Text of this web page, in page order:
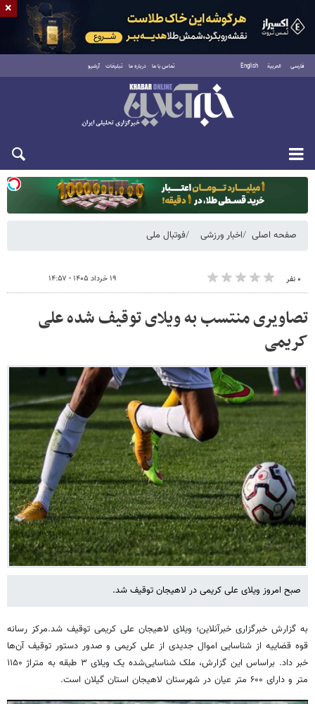
فارسی العربية English تماس با ما درباره ما تبلیغات آرشیو
یکشنبه ۱۸ مرداد ۱۴۰۵
صفحه اصلی اخبار ورزشی فوتبال ملی
۰ نفر ۱۹ خرداد ۱۴۰۵ - ۱۴:۵۷
تصاویری منتسب به ویلای توقیف شده علی
کریمی
صبح امروز ویلای علی کریمی در لاهیجان توقیف شد.
به گزارش خبرگزاری خبرآنلاین؛ ویلای لاهیجان علی کریمی توقیف شد.مرکز رسانه
قوه قضاییه از شناسایی اموال جدیدی از علی کریمی و صدور دستور توقیف آن‌ها
خبر داد. براساس این گزارش، ملک شناسایی‌شده یک ویلای ۳ طبقه به متراژ ۱۱۵۰
متر و دارای ۶۰۰ متر عیان در شهرستان لاهیجان استان گیلان است.
×